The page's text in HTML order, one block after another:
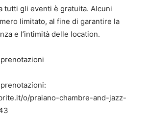
tutti gli eventi è gratuita. Alcuni
limitato, al fine di garantire la
e l’intimità delle location.
o/praiano-chambre-and-jazz-